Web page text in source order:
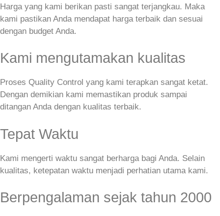
Harga yang kami berikan pasti sangat terjangkau. Maka
kami pastikan Anda mendapat harga terbaik dan sesuai
dengan budget Anda.
Kami mengutamakan kualitas
Proses Quality Control yang kami terapkan sangat ketat.
Dengan demikian kami memastikan produk sampai
ditangan Anda dengan kualitas terbaik.
Tepat Waktu
Kami mengerti waktu sangat berharga bagi Anda. Selain
kualitas, ketepatan waktu menjadi perhatian utama kami.
Berpengalaman sejak tahun 2000